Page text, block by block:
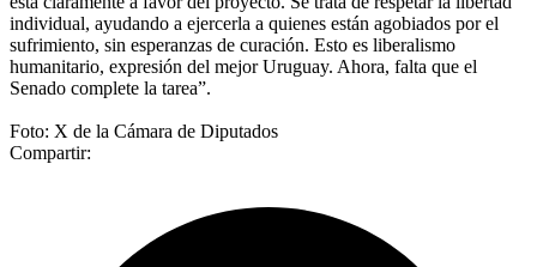
individual, ayudando a ejercerla a quienes están agobiados por el
sufrimiento, sin esperanzas de curación. Esto es liberalismo
humanitario, expresión del mejor Uruguay. Ahora, falta que el
Senado complete la tarea”.
Foto: X de la Cámara de Diputados
Compartir: